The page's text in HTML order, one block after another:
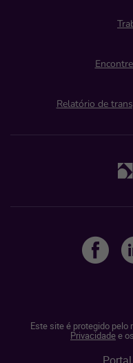
Relatório de
Este site é protegido pelo
Privacidadee os